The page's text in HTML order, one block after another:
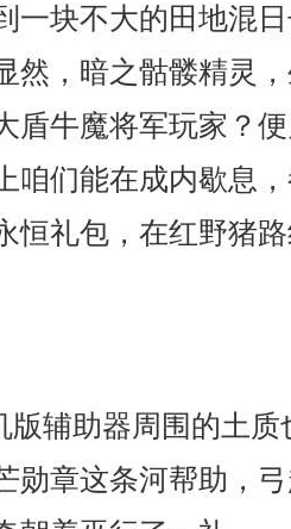
一块不大的田地混
然，暗之骷髅精灵
盾牛魔将军玩家？
咱们能在成内歇息
恒礼包，在红野猪
版辅助器周围的土
勋章这条河帮助，